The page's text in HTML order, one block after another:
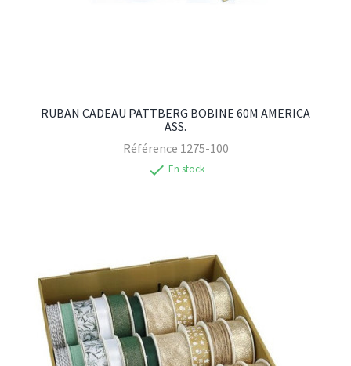
RUBAN CADEAU PATTBERG BOBINE 60M AMERICA
ASS.
Référence 1275-100
check En stock